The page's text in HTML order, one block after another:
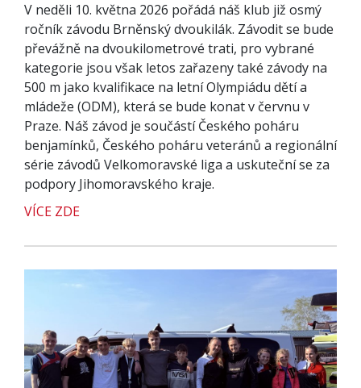
V neděli 10. května 2026 pořádá náš klub již osmý
ročník závodu Brněnský dvoukilák. Závodit se bude
převážně na dvoukilometrové trati, pro vybrané
kategorie jsou však letos zařazeny také závody na
500 m jako kvalifikace na letní Olympiádu dětí a
mládeže (ODM), která se bude konat v červnu v
Praze. Náš závod je součástí Českého poháru
benjamínků, Českého poháru veteránů a regionální
série závodů Velkomoravské liga a uskuteční se za
podpory Jihomoravského kraje.
VÍCE ZDE